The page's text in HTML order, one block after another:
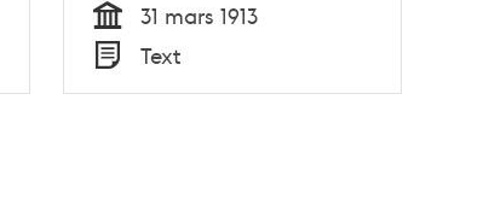
Tid
31 mars 1913
Typ
Text